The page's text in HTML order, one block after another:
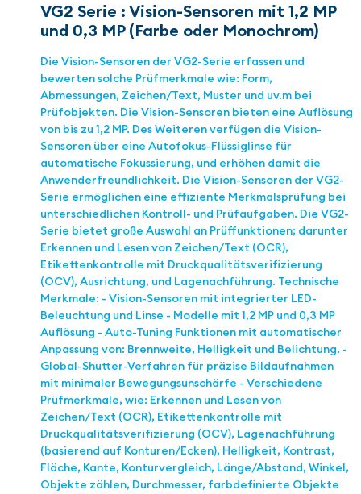
VG2 Serie : Vision-Sensoren mit 1,2 MP
und 0,3 MP (Farbe oder Monochrom)
Die Vision-Sensoren der VG2-Serie erfassen und
bewerten solche Prüfmerkmale wie: Form,
Abmessungen, Zeichen/Text, Muster und uv.m bei
Prüfobjekten. Die Vision-Sensoren bieten eine Auflösung
von bis zu 1,2 MP. Des Weiteren verfügen die Vision-
Sensoren über eine Autofokus-Flüssiglinse für
automatische Fokussierung, und erhöhen damit die
Anwenderfreundlichkeit. Die Vision-Sensoren der VG2-
Serie ermöglichen eine effiziente Merkmalsprüfung bei
unterschiedlichen Kontroll- und Prüfaufgaben. Die VG2-
Serie bietet große Auswahl an Prüffunktionen; darunter
Erkennen und Lesen von Zeichen/Text (OCR),
Etikettenkontrolle mit Druckqualitätsverifizierung
(OCV), Ausrichtung, und Lagenachführung. Technische
Merkmale: - Vision-Sensoren mit integrierter LED-
Beleuchtung und Linse - Modelle mit 1,2 MP und 0,3 MP
Auflösung - Auto-Tuning Funktionen mit automatischer
Anpassung von: Brennweite, Helligkeit und Belichtung. -
Global-Shutter-Verfahren für präzise Bildaufnahmen
mit minimaler Bewegungsunschärfe - Verschiedene
Prüfmerkmale, wie: Erkennen und Lesen von
Zeichen/Text (OCR), Etikettenkontrolle mit
Druckqualitätsverifizierung (OCV), Lagenachführung
(basierend auf Konturen/Ecken), Helligkeit, Kontrast,
Fläche, Kante, Konturvergleich, Länge/Abstand, Winkel,
Objekte zählen, Durchmesser, farbdefinierte Objekte